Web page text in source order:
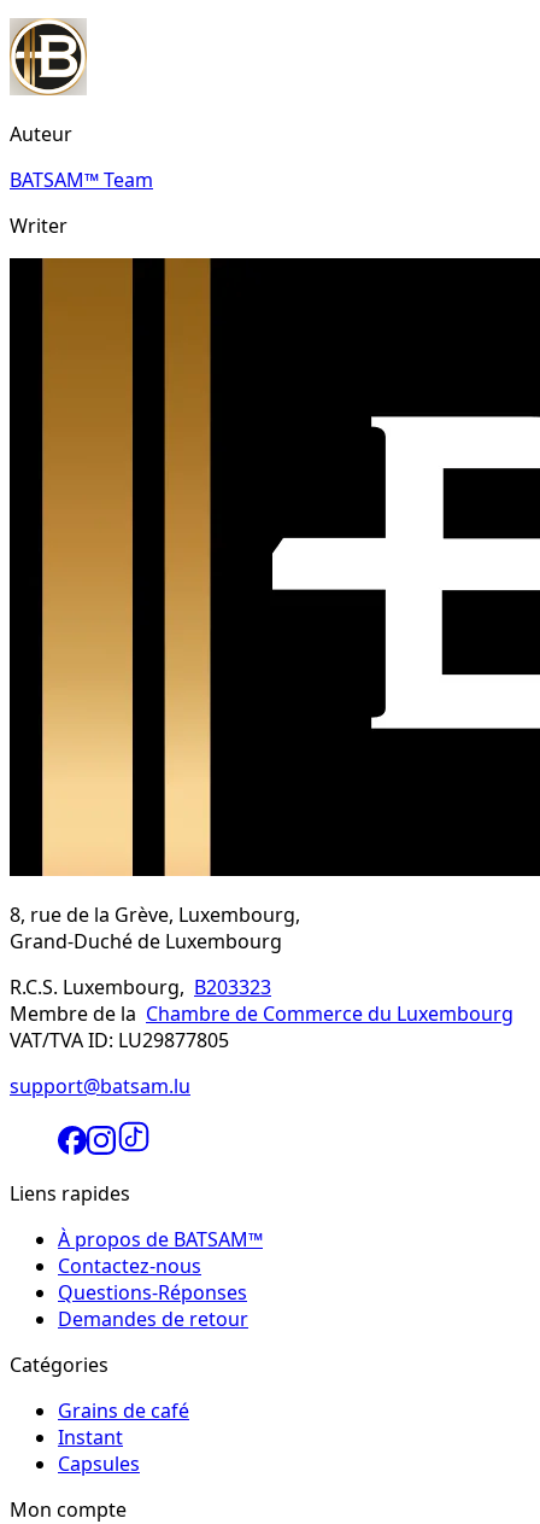
Auteur
BATSAM™ Team
Writer
8, rue de la Grève, Luxembourg,
Grand-Duché de Luxembourg
R.C.S. Luxembourg, B203323
Membre de la Chambre de Commerce du Luxembourg
VAT/TVA ID: LU29877805
support@batsam.lu
Liens rapides
À propos de BATSAM™
Contactez-nous
Questions-Réponses
Demandes de retour
Catégories
Grains de café
Instant
Capsules
Mon compte